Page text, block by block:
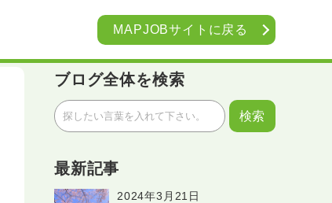
MAPJOBサイトに戻る
ブログ全体を検索
最新記事
2024年3月21日